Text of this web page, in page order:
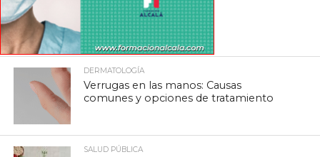
DERMATOLOGÍA
Verrugas en las manos: Causas
comunes y opciones de tratamiento
SALUD PÚBLICA